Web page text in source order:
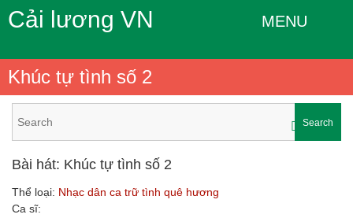
Cải lương VN MENU
Khúc tự tình số 2
Search
Bài hát: Khúc tự tình số 2
Thể loại: Nhạc dân ca trữ tình quê hương
Ca sĩ: